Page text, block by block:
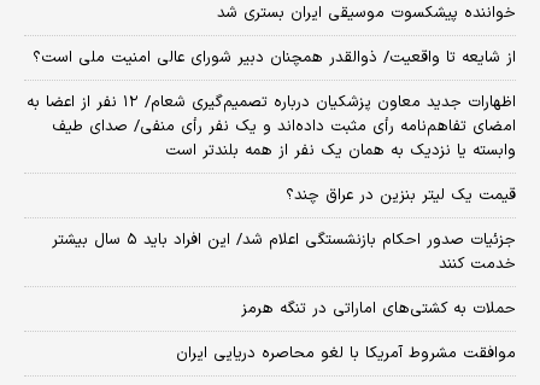
خواننده پیشکسوت موسیقی ایران بستری شد
از شایعه تا واقعیت/ ذوالقدر همچنان دبیر شورای ‌عالی امنیت ملی است؟
اظهارات جدید معاون پزشکیان درباره تصمیم‌گیری شعام/ ۱۲ نفر از اعضا به
امضای تفاهم‌نامه رأی مثبت داده‌اند و یک نفر رأی منفی/ صدای طیف
وابسته یا نزدیک به همان یک نفر از همه بلندتر است
قیمت یک لیتر بنزین در عراق چند؟
جزئیات صدور احکام بازنشستگی اعلام شد/ این افراد باید ۵ سال بیشتر
خدمت کنند
حملات به کشتی‌های اماراتی در تنگه هرمز
موافقت مشروط آمریکا با لغو محاصره دریایی ایران